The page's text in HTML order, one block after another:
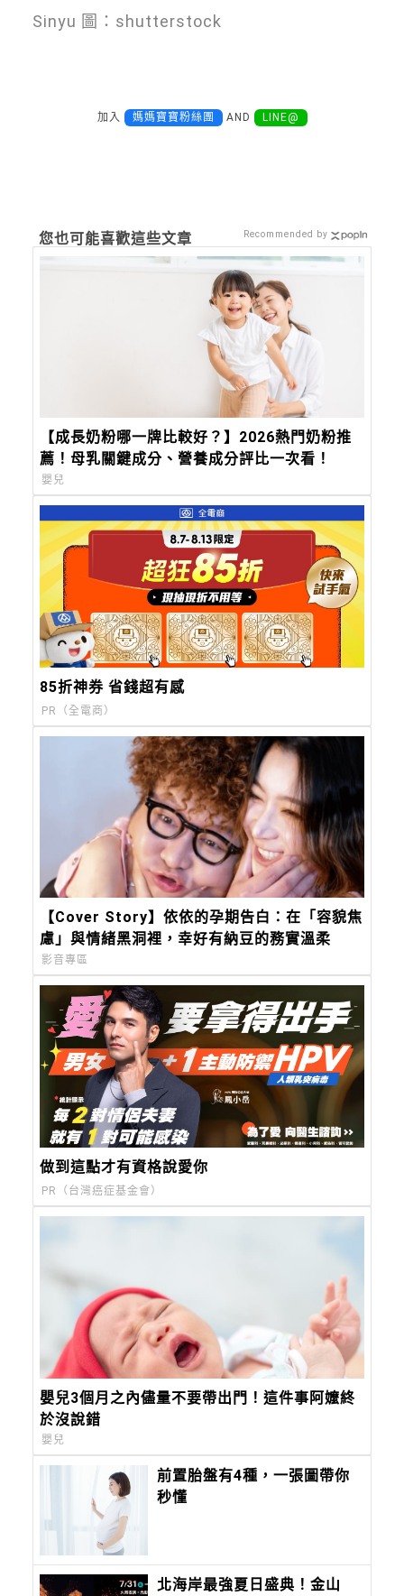
Sinyu 圖：shutterstock
加入 媽媽寶寶粉絲團 AND LINE@
您也可能喜歡這些文章
【成長奶粉哪一牌比較好？】2026熱門奶粉推
薦！母乳關鍵成分、營養成分評比一次看！
嬰兒
85折神券 省錢超有感
PR（全電商）
【Cover Story】依依的孕期告白：在「容貌焦
慮」與情緒黑洞裡，幸好有納豆的務實溫柔
影音專區
做到這點才有資格說愛你
PR（台灣癌症基金會）
嬰兒3個月之內儘量不要帶出門！這件事阿嬤終
於沒說錯
嬰兒
前置胎盤有4種，一張圖帶你
秒懂
北海岸最強夏日盛典！金山
Recommended by